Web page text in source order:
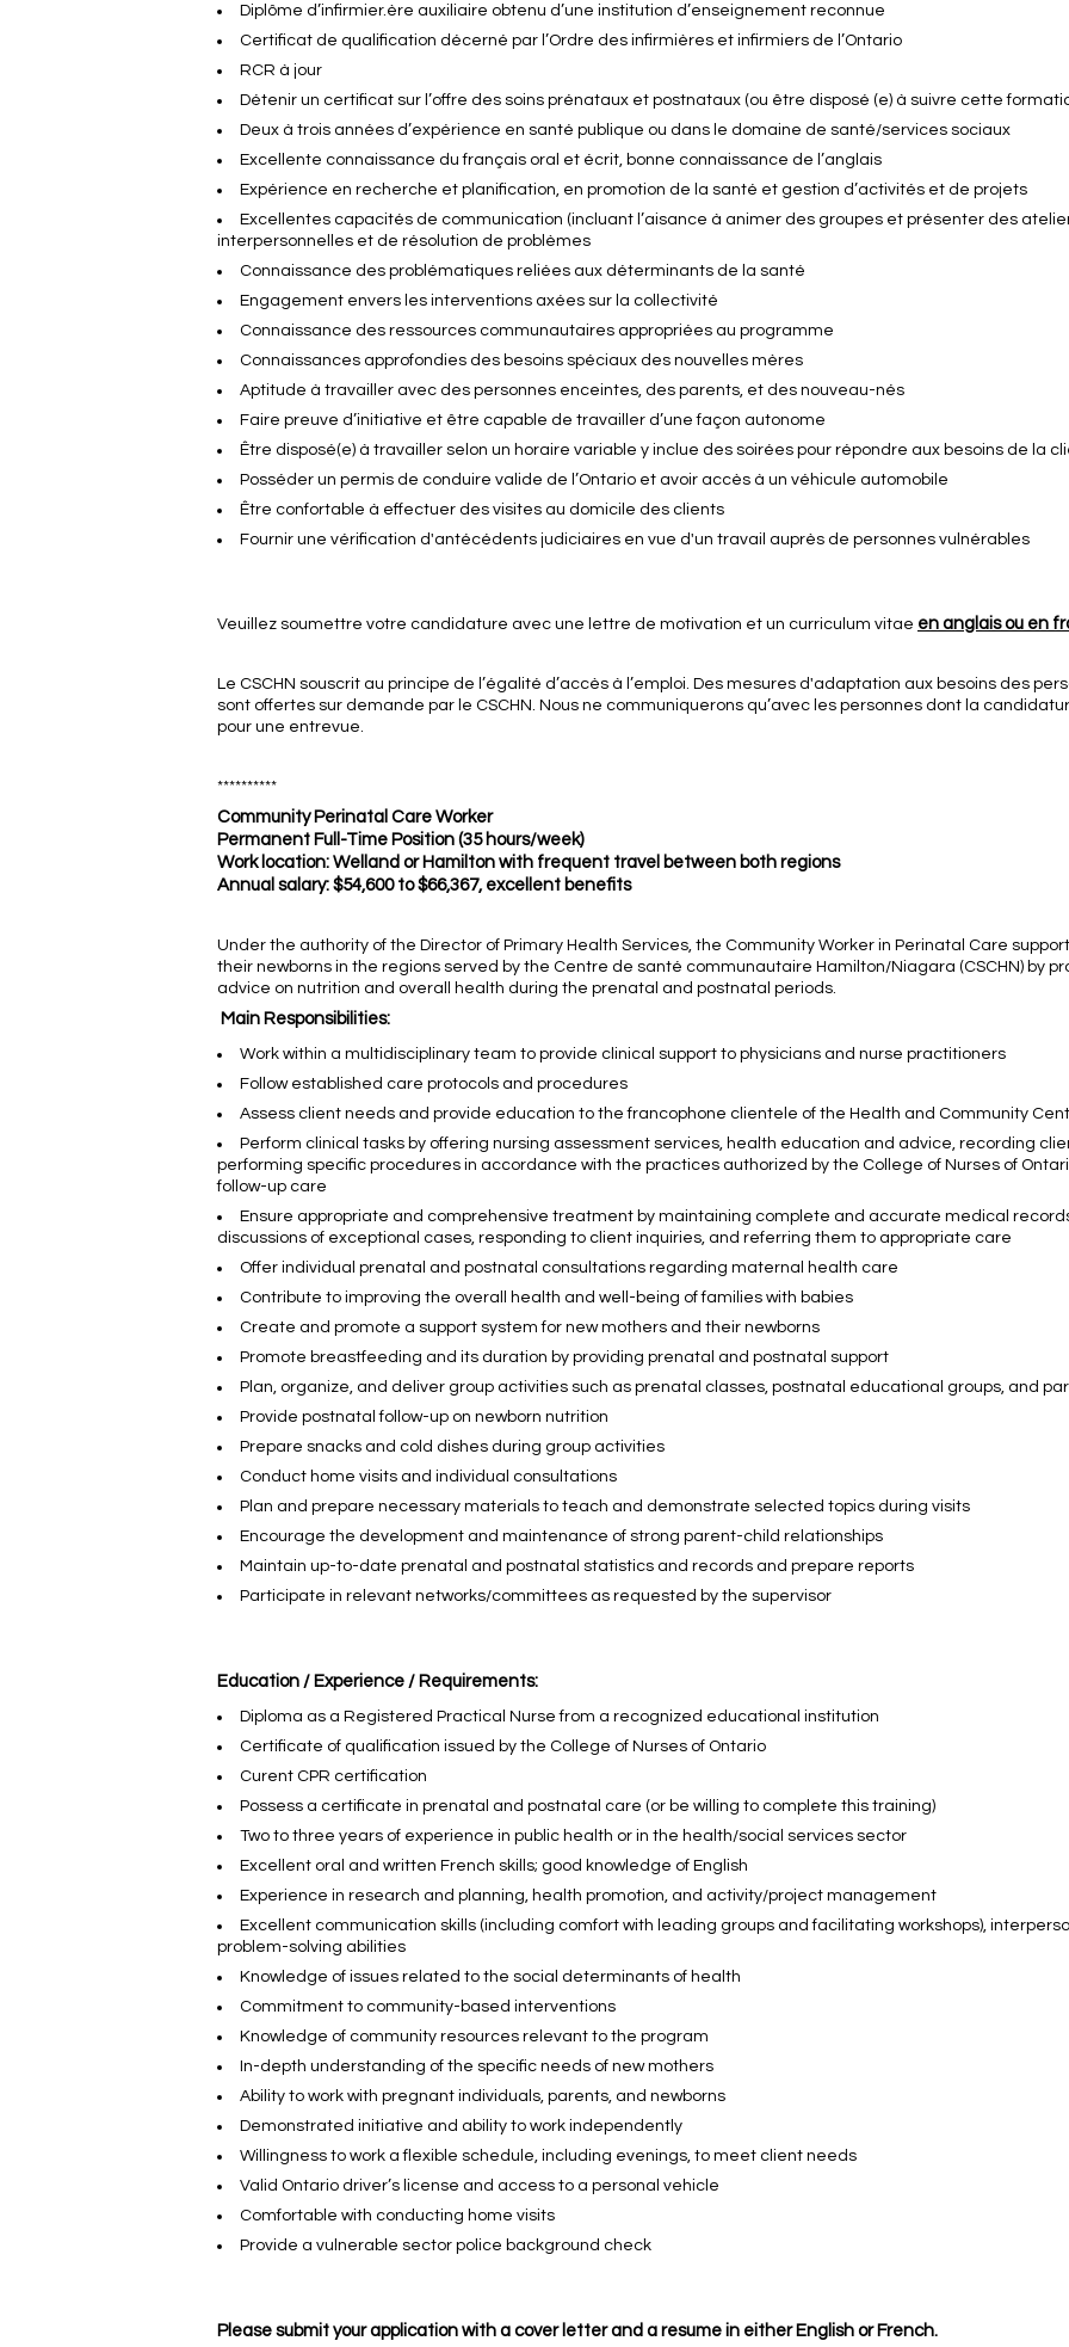
Diplôme d’infirmier.ère auxiliaire obtenu d’une institution d’enseignement reconnue
Certificat de qualification décerné par l’Ordre des infirmières et infirmiers de l’Ontario
RCR à jour
Détenir un certificat sur l’offre des soins prénataux et postnataux (ou être disposé (e) à suivre cette
Deux à trois années d’expérience en santé publique ou dans le domaine de santé/services sociaux
Excellente connaissance du français oral et écrit, bonne connaissance de l’anglais
Expérience en recherche et planification, en promotion de la santé et gestion d’activités et de projets
Excellentes capacités de communication (incluant l’aisance à animer des groupes et présenter des
interpersonnelles et de résolution de problèmes
Connaissance des problématiques reliées aux déterminants de la santé
Engagement envers les interventions axées sur la collectivité
Connaissance des ressources communautaires appropriées au programme
Connaissances approfondies des besoins spéciaux des nouvelles mères
Aptitude à travailler avec des personnes enceintes, des parents, et des nouveau-nés
Faire preuve d’initiative et être capable de travailler d’une façon autonome
Être disposé(e) à travailler selon un horaire variable y inclue des soirées pour répondre aux besoins de la
Posséder un permis de conduire valide de l’Ontario et avoir accès à un véhicule automobile
Être confortable à effectuer des visites au domicile des clients
Fournir une vérification d'antécédents judiciaires en vue d'un travail auprès de personnes vulnérables
Veuillez soumettre votre candidature avec une lettre de motivation et un curriculum vitae en anglais ou en
Le CSCHN souscrit au principe de l’égalité d’accès à l’emploi. Des mesures d'adaptation aux besoins des
sont offertes sur demande par le CSCHN. Nous ne communiquerons qu’avec les personnes dont la
pour une entrevue.
**********
Community Perinatal Care Worker
Permanent Full-Time Position (35 hours/week)
Work location: Welland or Hamilton with frequent travel between both regions
Annual salary: $54,600 to $66,367, excellent benefits
Under the authority of the Director of Primary Health Services, the Community Worker in Perinatal Care
their newborns in the regions served by the Centre de santé communautaire Hamilton/Niagara (CSCHN) by
advice on nutrition and overall health during the prenatal and postnatal periods.
Main Responsibilities:
Work within a multidisciplinary team to provide clinical support to physicians and nurse practitioners
Follow established care protocols and procedures
Assess client needs and provide education to the francophone clientele of the Health and Community
Perform clinical tasks by offering nursing assessment services, health education and advice, recording
performing specific procedures in accordance with the practices authorized by the College of Nurses of
follow-up care
Ensure appropriate and comprehensive treatment by maintaining complete and accurate medical
discussions of exceptional cases, responding to client inquiries, and referring them to appropriate care
Offer individual prenatal and postnatal consultations regarding maternal health care
Contribute to improving the overall health and well-being of families with babies
Create and promote a support system for new mothers and their newborns
Promote breastfeeding and its duration by providing prenatal and postnatal support
Plan, organize, and deliver group activities such as prenatal classes, postnatal educational groups, and
Provide postnatal follow-up on newborn nutrition
Prepare snacks and cold dishes during group activities
Conduct home visits and individual consultations
Plan and prepare necessary materials to teach and demonstrate selected topics during visits
Encourage the development and maintenance of strong parent-child relationships
Maintain up-to-date prenatal and postnatal statistics and records and prepare reports
Participate in relevant networks/committees as requested by the supervisor
Education / Experience / Requirements:
Diploma as a Registered Practical Nurse from a recognized educational institution
Certificate of qualification issued by the College of Nurses of Ontario
Curent CPR certification
Possess a certificate in prenatal and postnatal care (or be willing to complete this training)
Two to three years of experience in public health or in the health/social services sector
Excellent oral and written French skills; good knowledge of English
Experience in research and planning, health promotion, and activity/project management
Excellent communication skills (including comfort with leading groups and facilitating workshops),
problem-solving abilities
Knowledge of issues related to the social determinants of health
Commitment to community-based interventions
Knowledge of community resources relevant to the program
In-depth understanding of the specific needs of new mothers
Ability to work with pregnant individuals, parents, and newborns
Demonstrated initiative and ability to work independently
Willingness to work a flexible schedule, including evenings, to meet client needs
Valid Ontario driver’s license and access to a personal vehicle
Comfortable with conducting home visits
Provide a vulnerable sector police background check
Please submit your application with a cover letter and a resume in either English or French.